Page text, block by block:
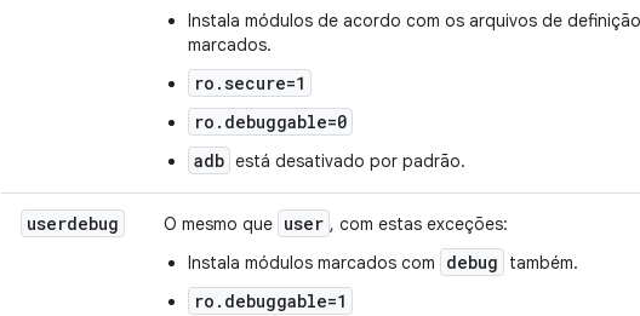
Instala módulos de acordo com os arquivos de
marcados.
ro.secure=1
ro.debuggable=0
adb está desativado por padrão.
userdebug O mesmo que user , com estas exceções:
Instala módulos marcados com
debug também.
ro.debuggable=1